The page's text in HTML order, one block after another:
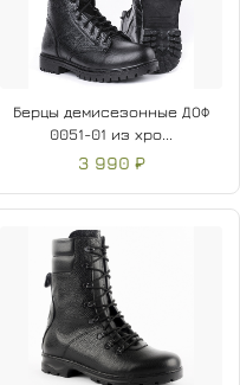
Берцы демисезонные ДОФ
0051-01 из хро...
3 990 ₽